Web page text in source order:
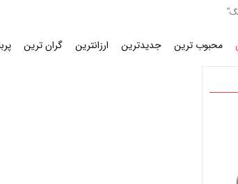
محبوب ترین جدیدترین ارزانترین گران ترین